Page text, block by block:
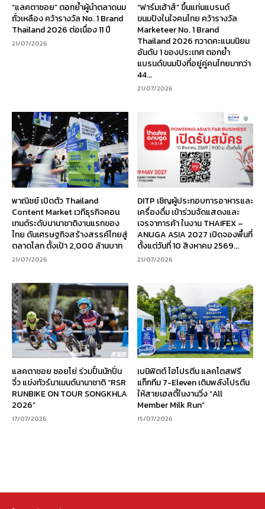
“แลคตาซอย” ตอกย้ำผู้นำตลาดนม
ถั่วเหลือง คว้ารางวัล No. 1 Brand
Thailand 2026 ต่อเนื่อง 11 ปี
21/07/2026
“ฟาร์มเฮ้าส์” ขึ้นแท่นแบรนด์
ขนมปังในใจคนไทย คว้ารางวัล
Marketeer No. 1 Brand
Thailand 2026 กวาดคะแนนนิยม
อันดับ 1 ของประเทศ ตอกย้ำ
แบรนด์ขนมปังที่อยู่คู่คนไทยมากว่า
44...
21/07/2026
พาณิชย์ เปิดตัว Thailand
Content Market เวทีธุรกิจคอน
เทนต์ระดับนานาชาติงานแรกของ
ไทย ดันเศรษฐกิจสร้างสรรค์ไทยสู่
ตลาดโลก ตั้งเป้า 2,000 ล้านบาท
21/07/2026
DITP เชิญผู้ประกอบการอาหารและ
เครื่องดื่ม เข้าร่วมจัดแสดงและ
เจรจาการค้า ในงาน THAIFEX –
ANUGA ASIA 2027 เปิดจองพื้นที่
ตั้งแต่วันที่ 10 สิงหาคม 2569...
21/07/2026
แลคตาซอย ซอยโย่ ร่วมปั้นนักปั่น
จิ๋ว แข่งทัวร์นาเมนต์นานาชาติ “RSR
RUNBIKE ON TOUR SONGKHLA
2026”
17/07/2026
เบนิฟิตต์ ไฮโปรตีน แลคโตสฟรี
แท็กทีม 7-Eleven เติมพลังโปรตีน
ให้สายเฮลตี้ในงานวิ่ง “All
Member Milk Run”
15/07/2026